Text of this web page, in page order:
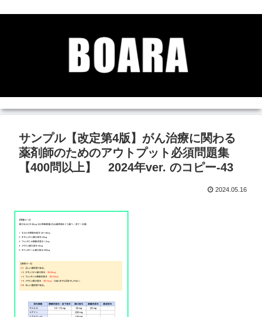
サンプル【改定第4版】がん治療に関わる
薬剤師のためのアウトプット必須問題集
【400問以上】 2024年ver. のコピー-43
2024.05.16